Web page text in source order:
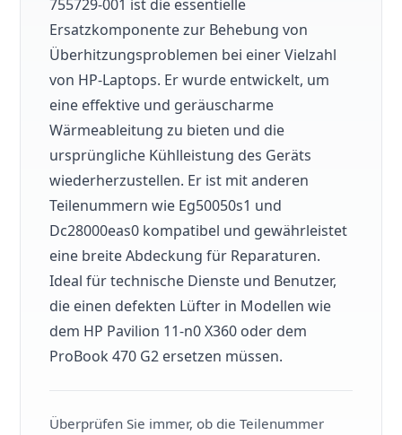
755729-001 ist die essentielle
Ersatzkomponente zur Behebung von
Überhitzungsproblemen bei einer Vielzahl
von HP-Laptops. Er wurde entwickelt, um
eine effektive und geräuscharme
Wärmeableitung zu bieten und die
ursprüngliche Kühlleistung des Geräts
wiederherzustellen. Er ist mit anderen
Teilenummern wie Eg50050s1 und
Dc28000eas0 kompatibel und gewährleistet
eine breite Abdeckung für Reparaturen.
Ideal für technische Dienste und Benutzer,
die einen defekten Lüfter in Modellen wie
dem HP Pavilion 11-n0 X360 oder dem
ProBook 470 G2 ersetzen müssen.
Überprüfen Sie immer, ob die Teilenummer